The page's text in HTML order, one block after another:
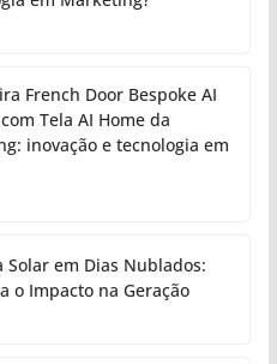
French Door Bespoke AI
Tela AI Home da
inovação e tecnologia em
Solar em Dias Nublados:
o Impacto na Geração